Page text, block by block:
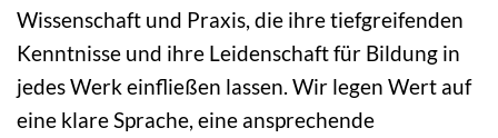
Wissenschaft und Praxis, die ihre tiefgreifenden
Kenntnisse und ihre Leidenschaft für Bildung in
jedes Werk einfließen lassen. Wir legen Wert auf
eine klare Sprache, eine ansprechende